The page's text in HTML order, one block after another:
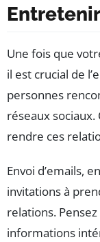
Une fois que
il est crucial de
personnes
réseaux
rendre ces
Envoi d’emails,
invitations à
relations.
informations